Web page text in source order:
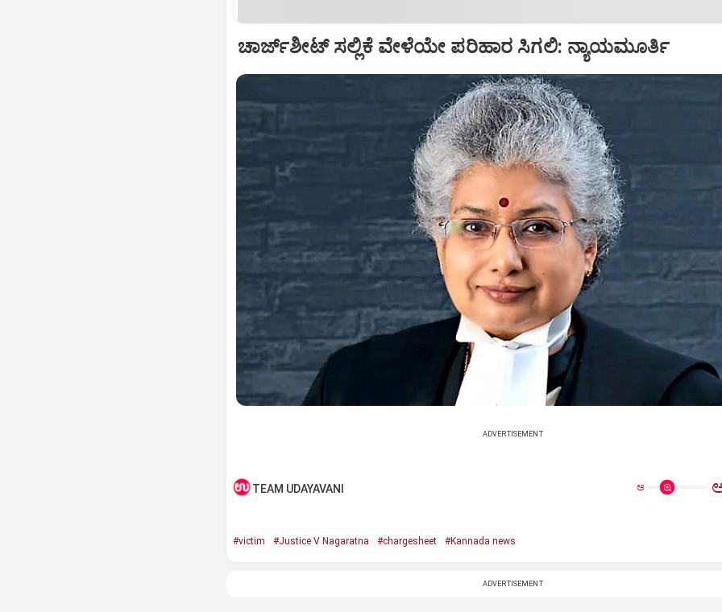
ಚಾರ್ಜ್‌ಶೀಟ್‌ ಸಲ್ಲಿಕೆ ವೇಳೆಯೇ ಪರಿಹಾರ ಸಿಗಲಿ: ನ್ಯಾಯಮೂರ್ತಿ
ADVERTISEMENT
TEAM UDAYAVANI ಅ
#victim #Justice V Nagaratna #chargesheet #Kannada news
ADVERTISEMENT